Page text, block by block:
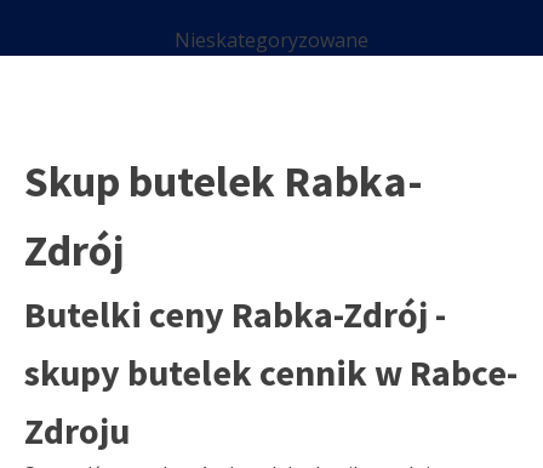
Nieskategoryzowane
Skup butelek Rabka-
Zdrój
Butelki ceny Rabka-Zdrój -
skupy butelek cennik w Rabce-
Zdroju